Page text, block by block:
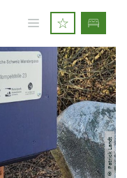
© Patrick Landt